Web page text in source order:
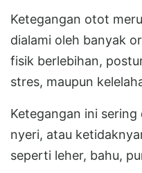
Ketegangan otot
dialami oleh banyak
fisik berlebihan,
stres, maupun
Ketegangan ini
nyeri, atau
seperti leher, bahu,